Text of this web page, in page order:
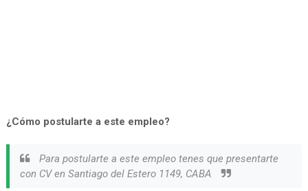
¿Cómo postularte a este empleo?
Para postularte a este empleo tenes que presentarte
con CV en Santiago del Estero 1149, CABA